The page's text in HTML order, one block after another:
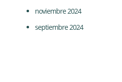
noviembre 2024
septiembre 2024